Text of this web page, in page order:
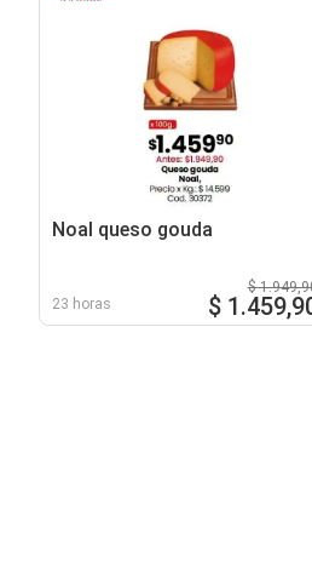
Noal queso gouda
23 horas
$
$